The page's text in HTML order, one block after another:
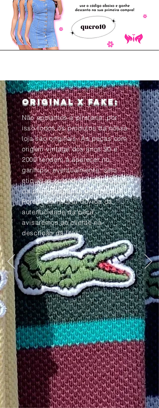
Original x Fake:
Não apoiamos a pirataria, por
isso todos os produtos da nossa
loja são originais. As peças com
origem vintage dos anos 90 e
2000 tendem à aparecer no
garimpo, eventualmente, sem
etiquetas ou com as informações
da peça apagadas pelo tempo.
Porém, se houver dúvida da
autenticidade da peça,
avisaremos ao cliente na
descrição da foto.